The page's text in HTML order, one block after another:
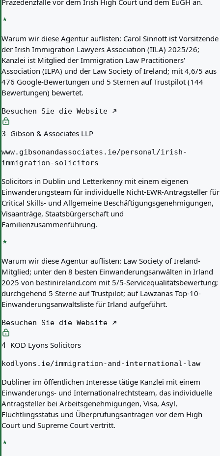
Präzedenzfälle vor dem Irish High Court und dem EuGH an.
Warum wir diese Agentur auflisten: Carol Sinnott ist Vorsitzende
der Irish Immigration Lawyers Association (IILA) 2025/26;
Kanzlei ist Mitglied der Immigration Law Practitioners'
Association (ILPA) und der Law Society of Ireland; mit 4,6/5 aus
476 Google-Bewertungen und 5 Sternen auf Trustpilot (144
Bewertungen) bewertet.
Besuchen Sie die Website
3 Gibson & Associates LLP
www.gibsonandassociates.ie/personal/irish-
immigration-solicitors
Solicitors in Dublin und Letterkenny mit einem eigenen
Einwanderungsteam für individuelle Nicht-EWR-Antragsteller für
Critical Skills- und Allgemeine Beschäftigungsgenehmigungen,
Visaanträge, Staatsbürgerschaft und
Familienzusammenführung.
Warum wir diese Agentur auflisten: Law Society of Ireland-
Mitglied; unter den 8 besten Einwanderungsanwälten in Irland
2025 von bestinireland.com mit 5/5-Servicequalitätsbewertung;
durchgehend 5 Sterne auf Trustpilot; auf Lawzanas Top-10-
Einwanderungsanwaltsliste für Irland aufgeführt.
Besuchen Sie die Website
4 KOD Lyons Solicitors
kodlyons.ie/immigration-and-international-law
Dubliner im öffentlichen Interesse tätige Kanzlei mit einem
Einwanderungs- und Internationalrechtsteam, das individuelle
Antragsteller bei Arbeitsgenehmigungen, Visa, Asyl,
Flüchtlingsstatus und Überprüfungsanträgen vor dem High
Court und Supreme Court vertritt.